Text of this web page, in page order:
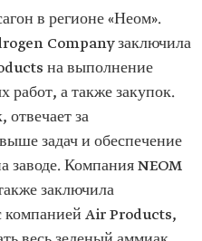
в регионе «Неом».
Company заключила
на выполнение
работ, а также закупок.
за
задач и обеспечение
заводе. Компания NEOM
заключила
компанией Air Products,